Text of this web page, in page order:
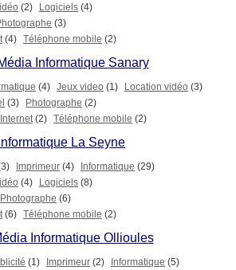
(2) Logiciels (4)
(3)
(4) Téléphone mobile (2)
Informatique Sanary
(4) Jeux video (1) Location vidéo (3)
(3) Photographe (2)
(2) Téléphone mobile (2)
La Seyne
Imprimeur (4) Informatique (29)
(4) Logiciels (8)
Photographe (6)
(6) Téléphone mobile (2)
Informatique Ollioules
(1) Imprimeur (2) Informatique (5)